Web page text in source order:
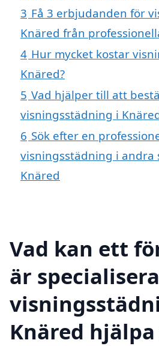
3 Få 3 erbjudanden för
Knäred från
4 Hur mycket kostar
Knäred?
5 Vad hjälper till att
visningsstädning i
6 Sök efter en
visningsstädning i andra
Knäred
Vad kan ett
är
Knäred